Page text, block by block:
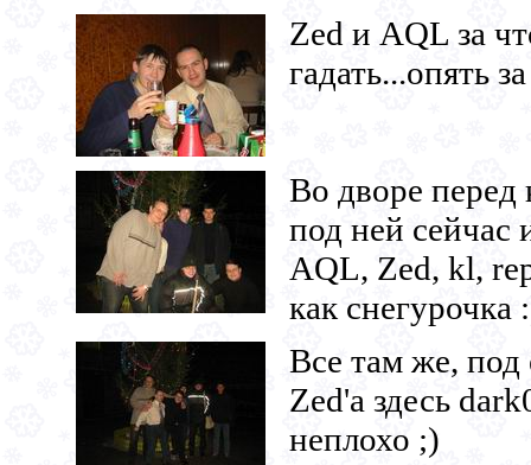
Zed и AQL за
гадать...опять
Во дворе перед
под ней сейчас
AQL, Zed, kl,
как снегурочка
Все там же, под
Zed'a здесь
неплохо ;)